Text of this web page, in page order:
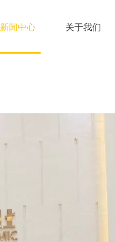
新闻中心 关于我们